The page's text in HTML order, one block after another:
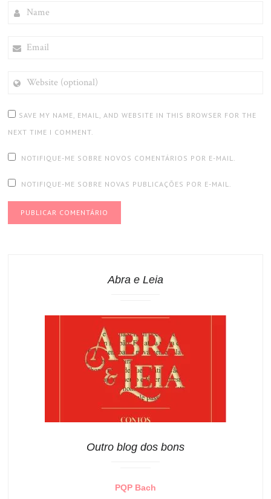
(OPTIONAL)
SAVE MY NAME, EMAIL, AND WEBSITE IN THIS BROWSER FOR THE
NEXT TIME I COMMENT.
NOTIFIQUE-ME SOBRE NOVOS COMENTÁRIOS POR E-MAIL.
NOTIFIQUE-ME SOBRE NOVAS PUBLICAÇÕES POR E-MAIL.
Abra e Leia
Outro blog dos bons
PQP Bach